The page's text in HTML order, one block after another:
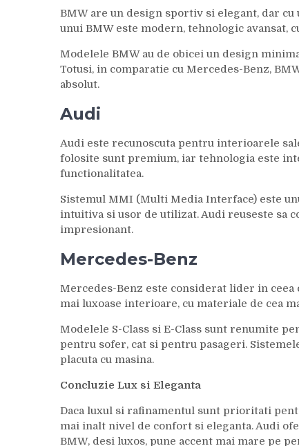
BMW are un design sportiv si elegant, dar
unui BMW este modern, tehnologic avansat,
Modelele BMW au de obicei un design
Totusi, in comparatie cu Mercedes-Benz,
absolut.
Audi
Audi este recunoscuta pentru interioarele
folosite sunt premium, iar tehnologia este
functionalitatea.
Sistemul MMI (Multi Media Interface) este
intuitiva si usor de utilizat. Audi reuseste sa
impresionant.
Mercedes-Benz
Mercedes-Benz este considerat lider in
mai luxoase interioare, cu materiale de cea
Modelele S-Class si E-Class sunt renumite
pentru sofer, cat si pentru pasageri.
placuta cu masina.
Concluzie Lux si Eleganta
Daca luxul si rafinamentul sunt prioritati
mai inalt nivel de confort si eleganta. Audi
BMW, desi luxos, pune accent mai mare pe